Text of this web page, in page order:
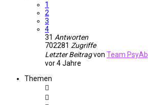
1
2
3
4
31 Antworten
702281 Zugriffe
Letzter Beitragvon Team PsyAb
vor 4 Jahre
Themen